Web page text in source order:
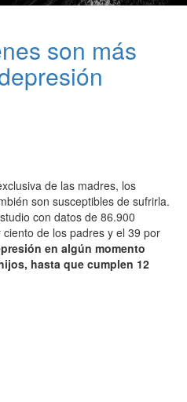
son más
de las madres, los
son susceptibles de sufrirla.
con datos de 86.900
de los padres y el 39 por
en algún momento
hasta que cumplen 12